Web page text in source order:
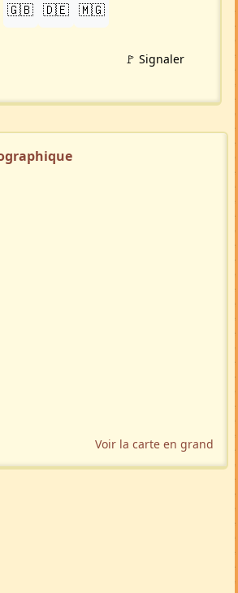
🇬🇧 🇩🇪 🇲🇬
🚩 Signaler
Voir la carte en grand